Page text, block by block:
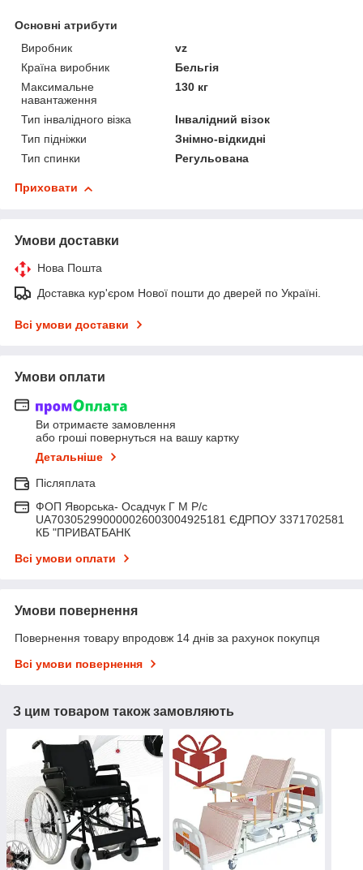
Основні атрибути
Виробник
vz
Країна виробник
Бельгія
Максимальне
навантаження
130 кг
Тип інвалідного візка
Інвалідний візок
Тип підніжки
Знімно-відкидні
Тип спинки
Регульована
Приховати
Умови доставки
Нова Пошта
Доставка кур'єром Нової пошти до дверей по Україні.
Всі умови доставки
Умови оплати
Ви отримаєте замовлення
або гроші повернуться на вашу картку
Детальніше
Післяплата
ФОП Яворська- Осадчук Г М Р/c
UA703052990000026003004925181 ЄДРПОУ 3371702581
КБ "ПРИВАТБАНК
Всі умови оплати
Умови повернення
Повернення товару впродовж 14 днів за рахунок покупця
Всі умови повернення
З цим товаром також замовляють